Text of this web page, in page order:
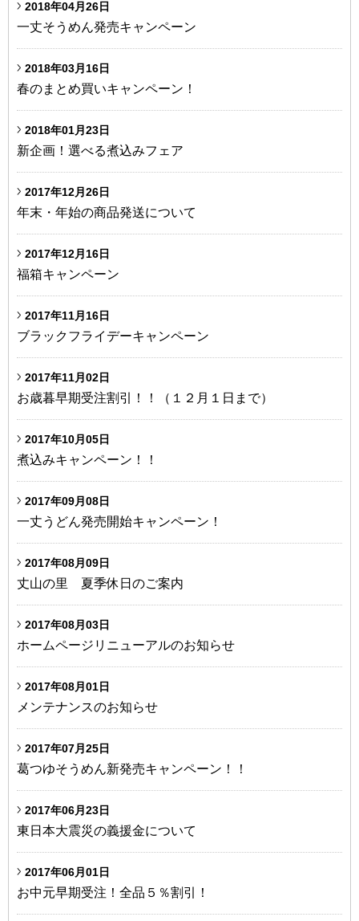
2018年04月26日
一丈そうめん発売キャンペーン
2018年03月16日
春のまとめ買いキャンペーン！
2018年01月23日
新企画！選べる煮込みフェア
2017年12月26日
年末・年始の商品発送について
2017年12月16日
福箱キャンペーン
2017年11月16日
ブラックフライデーキャンペーン
2017年11月02日
お歳暮早期受注割引！！（１２月１日まで）
2017年10月05日
煮込みキャンペーン！！
2017年09月08日
一丈うどん発売開始キャンペーン！
2017年08月09日
丈山の里 夏季休日のご案内
2017年08月03日
ホームページリニューアルのお知らせ
2017年08月01日
メンテナンスのお知らせ
2017年07月25日
葛つゆそうめん新発売キャンペーン！！
2017年06月23日
東日本大震災の義援金について
2017年06月01日
お中元早期受注！全品５％割引！